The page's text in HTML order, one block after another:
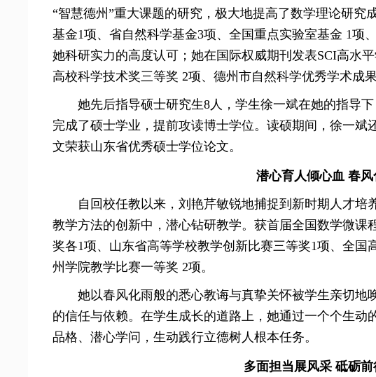
“智慧德州”重大课题的研究，极大地提高了数学理论研究
基金1项、省自然科学基金3项、全国重点实验室基金 1项
她科研实力的高度认可；她在国际权威期刊发表SCI高水
高校科学技术奖三等奖 2项、德州市自然科学优秀学术成果
她先后指导硕士研究生8人，学生徐一斌在她的指导
完成了硕士学业，提前攻读博士学位。读硕期间，徐一斌
文荣获山东省优秀硕士学位论文。
潜心育人倾心血 春
自回校任教以来，刘艳芹敏锐地捕捉到新时期人才
教学方法的创新中，潜心钻研教学。获首届全国数学微课
奖各1项、山东省高等学校教学创新比赛三等奖1项、全
州学院教学比赛一等奖 2项。
她以春风化雨般的悉心教诲与真挚关怀被学生亲切地
的信任与依赖。在学生成长的道路上，她通过一个个生动
品格、潜心学问，生动践行立德树人根本任务。
多面担当展风采 砥砺